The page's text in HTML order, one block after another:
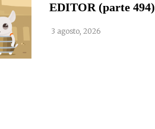
EDITOR (parte 494)
3 agosto, 2026